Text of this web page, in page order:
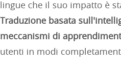
lingue che il suo impatto è
Traduzione basata
meccanismi di
utenti in modi